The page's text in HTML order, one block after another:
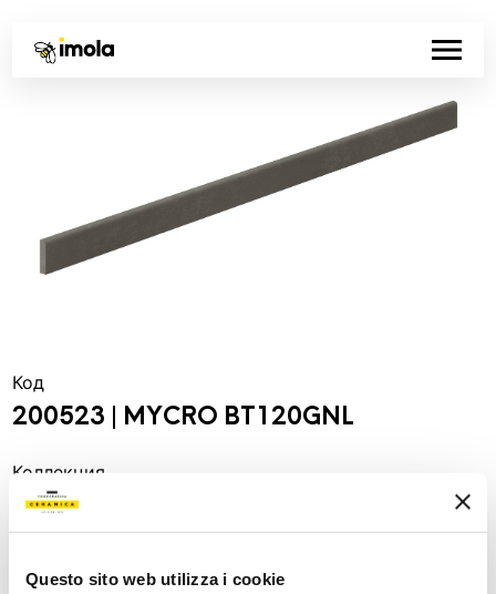
Questo sito web utilizza i cookie
Код
200523 | MYCRO BT120GNL
Коллекция
00233
Серо-черный
Полированный